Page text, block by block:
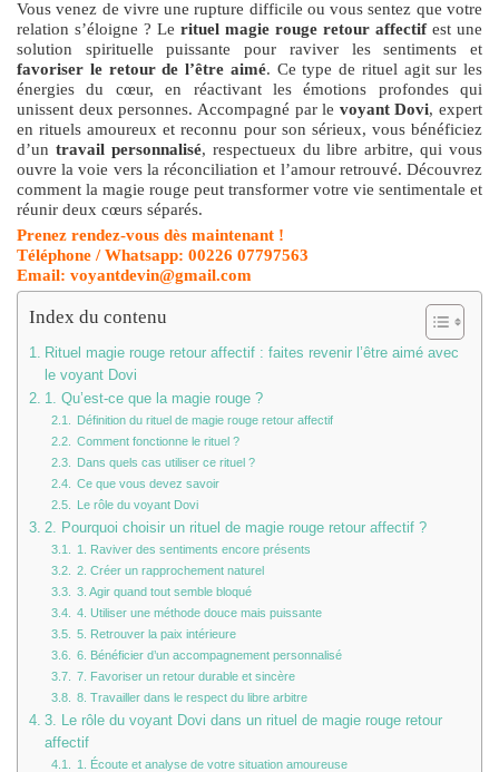
Vous venez de vivre une rupture difficile ou vous sentez que votre
relation s’éloigne ? Le rituel magie rouge retour affectifest une
solution spirituelle puissante pour raviver les sentiments et
favoriser le retour de l’être aimé. Ce type de rituel agit sur les
énergies du cœur, en réactivant les émotions profondes qui
unissent deux personnes. Accompagné par le voyant Dovi, expert
en rituels amoureux et reconnu pour son sérieux, vous bénéficiez
d’un travail personnalisé, respectueux du libre arbitre, qui vous
ouvre la voie vers la réconciliation et l’amour retrouvé. Découvrez
comment la magie rouge peut transformer votre vie sentimentale et
réunir deux cœurs séparés.
Prenez rendez-vous dès maintenant !
Téléphone / Whatsapp: 00226 07797563
Email: voyantdevin@gmail.com
Index du contenu
Rituel magie rouge retour affectif : faites revenir l’être aimé avec
le voyant Dovi
1. Qu’est-ce que la magie rouge ?
Définition du rituel de magie rouge retour affectif
Comment fonctionne le rituel ?
Dans quels cas utiliser ce rituel ?
Ce que vous devez savoir
Le rôle du voyant Dovi
2. Pourquoi choisir un rituel de magie rouge retour affectif ?
1. Raviver des sentiments encore présents
2. Créer un rapprochement naturel
3. Agir quand tout semble bloqué
4. Utiliser une méthode douce mais puissante
5. Retrouver la paix intérieure
6. Bénéficier d’un accompagnement personnalisé
7. Favoriser un retour durable et sincère
8. Travailler dans le respect du libre arbitre
3. Le rôle du voyant Dovi dans un rituel de magie rouge retour
affectif
1. Écoute et analyse de votre situation amoureuse